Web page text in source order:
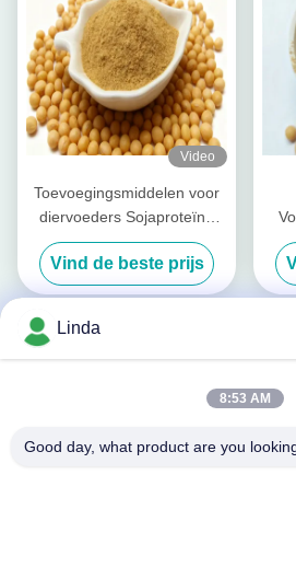
Video
Toevoegingsmiddelen voor
diervoeders Sojaproteïne
met een hoog gehalte aan
ruwe eiwitten van 50% en
zuuroplosbaar eiwit voor
diervoeder en veevoer
Vind de beste prijs
Linda
8:53 AM
Good day, what product are you